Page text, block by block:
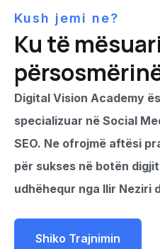
Kush jemi ne?
Ku të
Digital Vision Academy
specializuar në Social
SEO. Ne ofrojmë aftësi
për sukses në botën
udhëhequr nga Ilir Neziri
Shiko Trajnimin